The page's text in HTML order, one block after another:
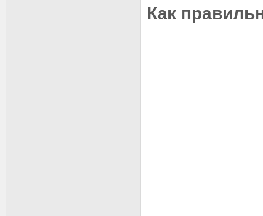
Как